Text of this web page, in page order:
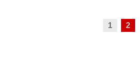
1 2